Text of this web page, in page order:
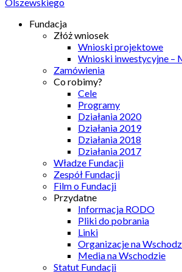
Fundacja
Złóż wniosek
Wnioski projektowe
Wnioski inwestycyjne –
Zamówienia
Co robimy?
Cele
Programy
Działania 2020
Działania 2019
Działania 2018
Działania 2017
Władze Fundacji
Zespół Fundacji
Film o Fundacji
Przydatne
Informacja RODO
Pliki do pobrania
Linki
Organizacje na
Media na Wschodzie
Statut Fundacji